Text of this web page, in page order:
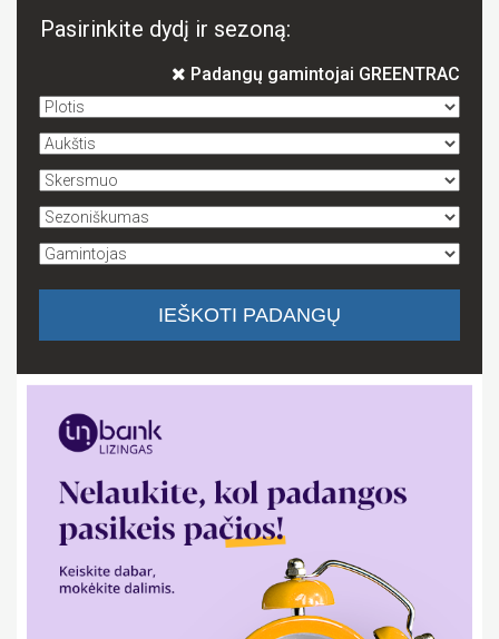
Pasirinkite dydį ir sezoną:
Padangų gamintojai GREENTRAC